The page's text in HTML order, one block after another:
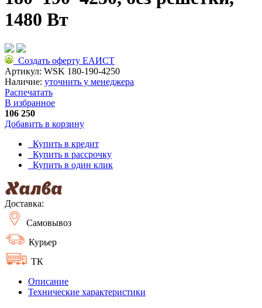
1480 Вт
Создать оферту ЕАИСТ
Артикул: WSK 180-190-4250
Наличие: уточнить у менеджера
Распечатать
В избранное
106 250
Добавить в корзину
Купить в кредит
Купить в рассрочку
Купить в один клик
Доставка:
Самовывоз
Курьер
ТК
Описание
Технические характеристики